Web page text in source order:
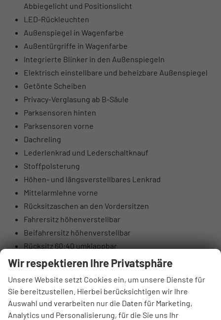
Abbiegelicht und Positionslicht
LED-Rückleuchten
Außenspiegel in Wagenfarbe
Außentürgriffe in Wagenfarbe
Integrierte Blinker in den Außenspiegeln
Elektrisch einstellbare und beheizbare Außenspiegel
Getönte Scheiben
Privacy-Verglasung ab B-Säule
Parksensoren hinten
Parksensoren vorne
Dachreling
Lederlenkrad und Lederschaltknauf
Stoffpolsterung
Höhen- und längsverstellbares Lenkrad
Mittelarmlehne vorne
Rücksitzaschen an den Vordersitzen
Fahrersitz höhenverstellbar
Beifahrersitz höhenverstellbar
Rücksitz 60:40 umklappbar
Elektrische Lendenwirbelstütze Fahrerseite
Oberschenkelauflage Fahrerseite
Luftausströmer hinten
Brillenfach
Automatisch abblendender Innenspiegel
Wir respektieren Ihre Privatsphäre
Unsere Website setzt Cookies ein, um unsere Dienste für
Sie bereitzustellen. Hierbei berücksichtigen wir Ihre
Auswahl und verarbeiten nur die Daten für Marketing,
Analytics und Personalisierung, für die Sie uns Ihr